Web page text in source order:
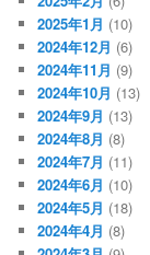
2025年1月 (10)
2024年12月 (6)
2024年11月 (9)
2024年10月 (13)
2024年9月 (13)
2024年8月 (8)
2024年7月 (11)
2024年6月 (10)
2024年5月 (18)
2024年4月 (8)